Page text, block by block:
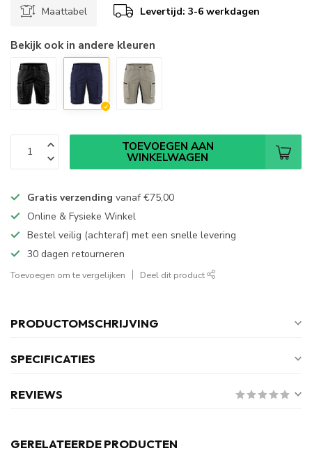
Maattabel Levertijd: 3-6 werkdagen
Bekijk ook in andere kleuren
TOEVOEGEN AAN
WINKELWAGEN
Gratis verzending vanaf€75,00
Online & Fysieke Winkel
Bestel veilig (achteraf) met een snelle levering
30 dagen retourneren
Toevoegen om te vergelijken Deel dit product
PRODUCTOMSCHRIJVING
SPECIFICATIES
REVIEWS
GERELATEERDE PRODUCTEN